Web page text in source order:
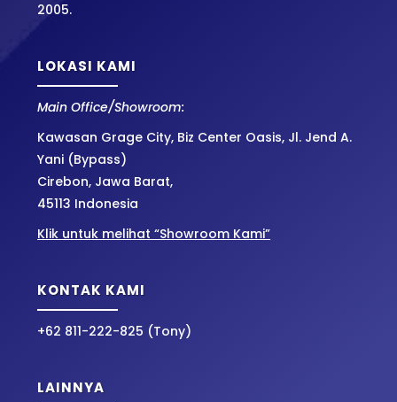
2005.
LOKASI KAMI
Main Office/Showroom:
Kawasan Grage City, Biz Center Oasis, Jl. Jend A.
Yani (Bypass)
Cirebon, Jawa Barat,
45113 Indonesia
Klik untuk melihat “Showroom Kami”
KONTAK KAMI
+62 811-222-825 (Tony)
LAINNYA